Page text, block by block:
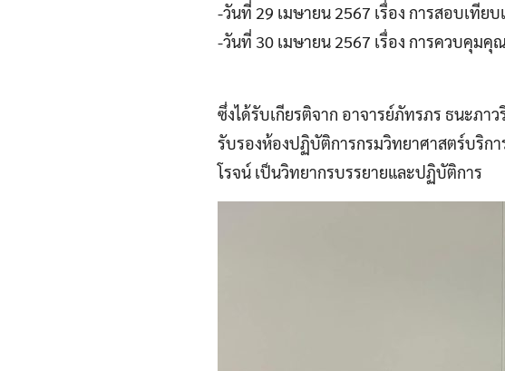
-วันที่ 29 เมษายน 2567 เรื่อง การสอบเทีย
-วันที่ 30 เมษายน 2567 เรื่อง การควบคุม
ซึ่งได้รับเกียรติจาก อาจารย์ภัทรภร ธนะภ
รับรองห้องปฏิบัติการกรมวิทยาศาสตร์บริก
โรจน์ เป็นวิทยากรบรรยายและปฏิบัติการ